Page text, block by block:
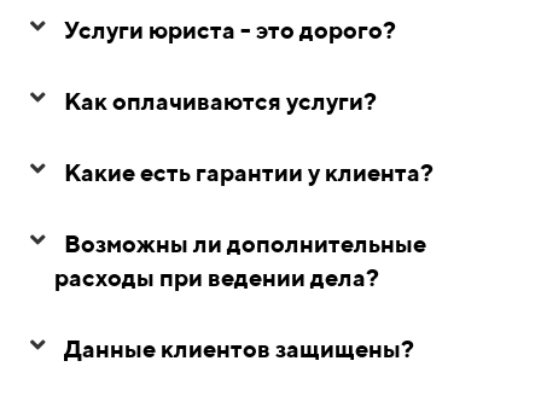
Услуги юриста - это дорого?
Как оплачиваются услуги?
Какие есть гарантии у клиента?
Возможны ли дополнительные
расходы при ведении дела?
Данные клиентов защищены?